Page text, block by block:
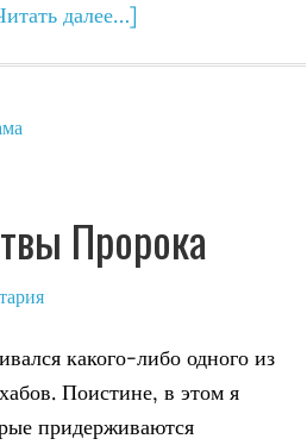
далее…]
Пророка
какого-либо одного из
Поистине, в этом я
придерживаются